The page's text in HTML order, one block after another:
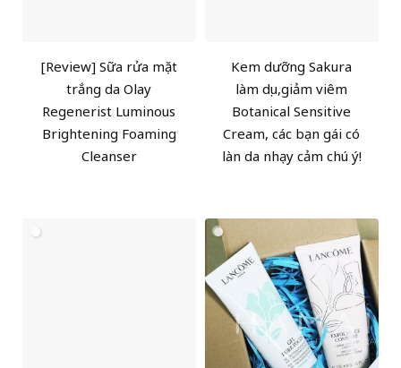
[Review] Sữa rửa mặt
trắng da Olay
Regenerist Luminous
Brightening Foaming
Cleanser
Kem dưỡng Sakura
làm dịu,giảm viêm
Botanical Sensitive
Cream, các bạn gái có
làn da nhạy cảm chú ý!